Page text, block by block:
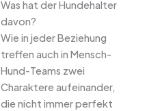
Was hat der Hundehalter
davon?
Wie in jeder Beziehung
treffen auch in Mensch-
Hund-Teams zwei
Charaktere aufeinander,
die nicht immer perfekt